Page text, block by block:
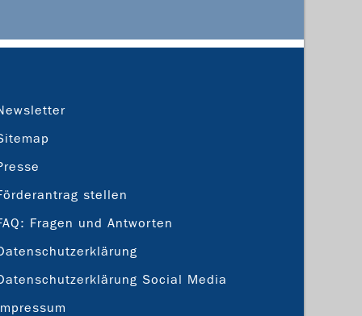
stellen
Fragen und Antworten
Social Media